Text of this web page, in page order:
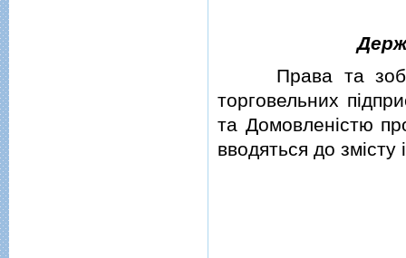
Права та
торговельних
та Домовленiстю
вводяться до змiсту